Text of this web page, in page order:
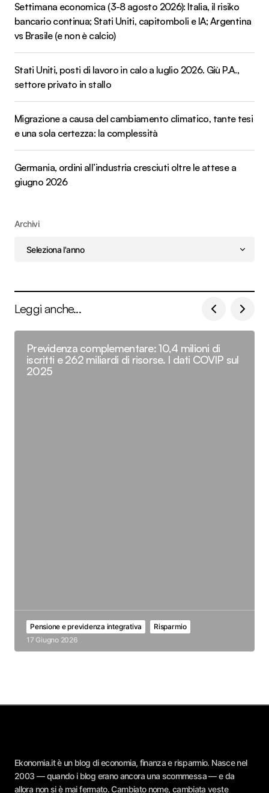
Settimana economica (3-8 agosto 2026): Italia, il risiko
bancario continua; Stati Uniti, capitomboli e IA; Argentina
vs Brasile (e non è calcio)
Stati Uniti, posti di lavoro in calo a luglio 2026. Giù P.A.,
settore privato in stallo
Migrazione a causa del cambiamento climatico, tante tesi
e una sola certezza: la complessità
Germania, ordini all’industria cresciuti oltre le attese a
giugno 2026
Archivi
Leggi anche...
Previdenza complementare: 10,4 milioni di
iscritti e 262 miliardi di risorse. I dati COVIP sul
2025
Pensione e previdenza integrativa
Risparmio
17 Giugno 2026
Ekonomia.it è un blog di economia, finanza e risparmio. Nasce nel
2003 — quando i blog erano ancora una scommessa — e da
allora non si è mai fermato. Cambiato nome, cambiata veste